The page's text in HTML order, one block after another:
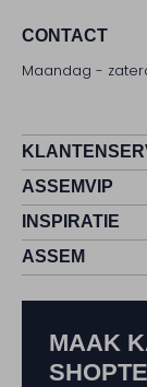
CONTACT
Maandag -
ASSEMVIP
INSPIRATIE
ASSEM
MAAK